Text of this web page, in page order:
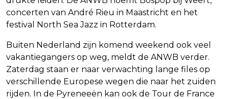
concerten van André Rieu in Maastricht en het
festival North Sea Jazz in Rotterdam.
Buiten Nederland zijn komend weekend ook veel
vakantiegangers op weg, meldt de ANWB verder.
Zaterdag staan er naar verwachting lange files op
verschillende Europese wegen die naar het zuiden
rijden. In de Pyreneeën kan ook de Tour de France